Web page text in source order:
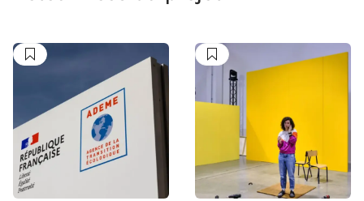
Suivre Suivre